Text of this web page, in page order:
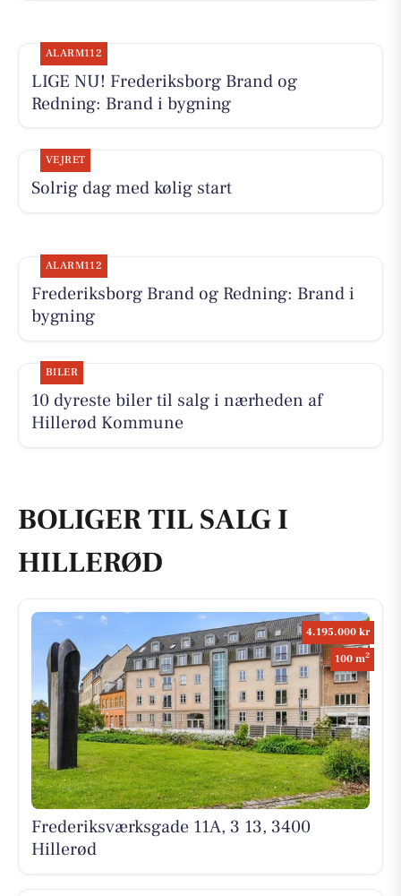
ALARM112
LIGE NU! Frederiksborg Brand og
Redning: Brand i bygning
VEJRET
Solrig dag med kølig start
ALARM112
Frederiksborg Brand og Redning: Brand i
bygning
BILER
10 dyreste biler til salg i nærheden af
Hillerød Kommune
BOLIGER TIL SALG I
HILLERØD
4.195.000 kr
100 m2
Frederiksværksgade 11A, 3 13, 3400
Hillerød